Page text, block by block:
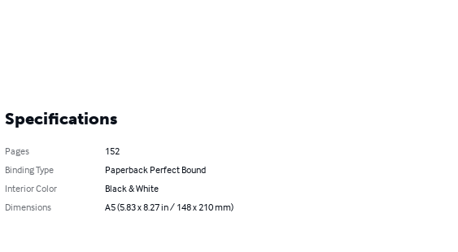
Specifications
Pages
152
Binding Type
Paperback Perfect Bound
Interior Color
Black & White
Dimensions
A5 (5.83 x 8.27 in / 148 x 210 mm)